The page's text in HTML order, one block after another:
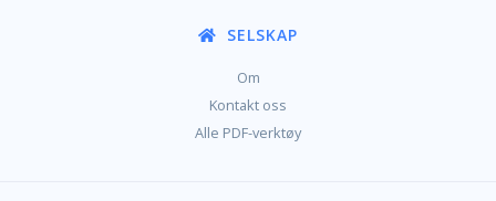
SELSKAP
Om
Kontakt oss
Alle PDF-verktøy